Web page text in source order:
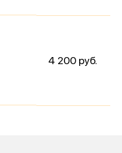
4 200 руб.